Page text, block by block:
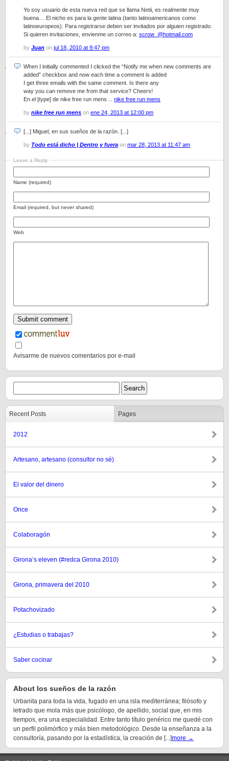
Yo soy usuario de esta nueva red que se llama Netii, es realmente muy
buena… El nicho es para la gente latina (tanto latinoamericanos como
latinoeuropeos). Para registrarse deben ser invitados por alguien registrado.
Si quieren invitaciones, envienme un correo a: scrow_@hotmail.com
by Juan on jul 18, 2010 at 9:47 pm
When I initially commented I clicked the “Notify me when new comments are
added” checkbox and now each time a comment is added
I get three emails with the same comment. Is there any
way you can remove me from that service? Cheers!
En el [type] de nike free run mens… nike free run mens
by nike free run mens on ene 24, 2013 at 12:00 pm
[...] Miguel, en sus sueños de la razón. [...]
by Todo está dicho | Dentro y fuera on mar 28, 2013 at 11:47 am
Leave a Reply
Name (required)
Email (required, but never shared)
Web
Avisarme de nuevos comentarios por e-mail
Recent Posts Pages
2012
Artesano, artesano (consultor no sé)
El valor del dinero
Once
Colaboragón
Girona’s eleven (#redca Girona 2010)
Girona, primavera del 2010
Potachovizado
¿Estudias o trabajas?
Saber cocinar
About los sueños de la razón
Urbanita para toda la vida, fugado en una isla mediterránea; filósofo y
letrado que mola más que psicólogo, de apellido, social que, en mis
tiempos, era una especialidad. Entre tanto título genérico me quedé con
un perfil polimórfico y más bien metodológico. Desde la enseñanza a la
consultoría, pasando por la estadística, la creación de [...]more →